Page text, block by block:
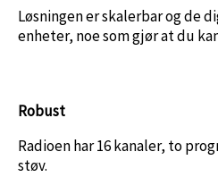
Løsningen er skalerbar og de
enheter, noe som gjør at du
Robust
Radioen har 16 kanaler, to
støv.